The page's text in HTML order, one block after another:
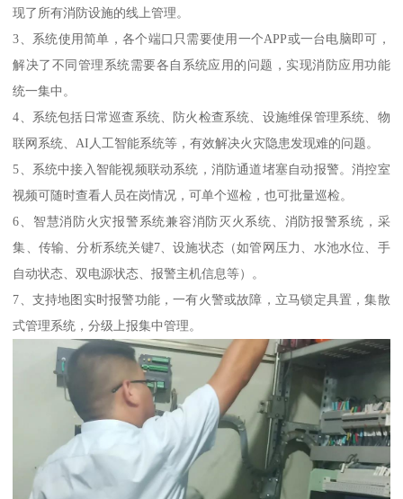
现了所有消防设施的线上管理。
3、系统使用简单，各个端口只需要使用一个APP或一台电脑即可，
解决了不同管理系统需要各自系统应用的问题，实现消防应用功能
统一集中。
4、系统包括日常巡查系统、防火检查系统、设施维保管理系统、物
联网系统、AI人工智能系统等，有效解决火灾隐患发现难的问题。
5、系统中接入智能视频联动系统，消防通道堵塞自动报警。消控室
视频可随时查看人员在岗情况，可单个巡检，也可批量巡检。
6、智慧消防火灾报警系统兼容消防灭火系统、消防报警系统，采
集、传输、分析系统关键7、设施状态（如管网压力、水池水位、手
自动状态、双电源状态、报警主机信息等）。
7、支持地图实时报警功能，一有火警或故障，立马锁定具置，集散
式管理系统，分级上报集中管理。